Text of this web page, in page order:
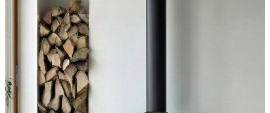
Produkter
Vedovner
Peiser
Peisinnsatser
Peiskassetter
Pelletsovner
Utepeiser